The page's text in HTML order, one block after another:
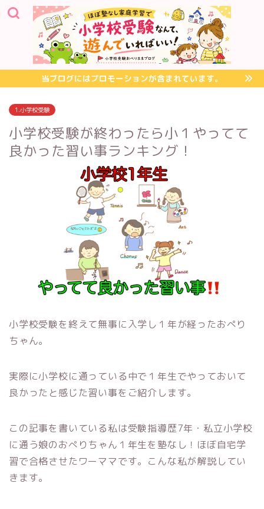
当ブログにはプロモーションが含まれています。
1.小学校受験
小学校受験が終わったら小１やってて
良かった習い事ランキング！
小学校受験を終えて無事に入学し１年が経ったおぺり
ちゃん。
実際に小学校に通っている中で１年生でやっておいて
良かったと感じた習い事をご紹介します。
この記事を書いている私は受験指導歴7年・私立小学校
に通う娘のおぺりちゃん１年生を塾なし！ほぼ自宅学
習で合格させたワーママです。こんな私が解説してい
きます。